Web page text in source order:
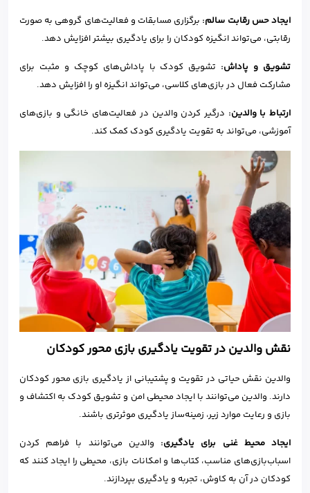
ایجاد حس رقابت سالم: برگزاری مسابقات و فعالیت‌های گروهی به صورت
رقابتی، می‌تواند انگیزه کودکان را برای یادگیری بیشتر افزایش دهد.
تشویق و پاداش: تشویق کودک با پاداش‌های کوچک و مثبت برای
مشارکت فعال در بازی‌های کلاسی، می‌تواند انگیزه او را افزایش دهد.
ارتباط با والدین: درگیر کردن والدین در فعالیت‌های خانگی و بازی‌های
آموزشی، می‌تواند به تقویت یادگیری کودک کمک کند.
نقش والدین در تقویت یادگیری بازی محور کودکان
والدین نقش حیاتی در تقویت و پشتیبانی از یادگیری بازی محور کودکان
دارند. والدین می‌توانند با ایجاد محیطی امن و تشویق کودک به اکتشاف و
بازی و رعایت موارد زیر، زمینه‌ساز یادگیری موثرتری باشند.
ایجاد محیط غنی برای یادگیری: والدین می‌توانند با فراهم کردن
اسباب‌بازی‌های مناسب، کتاب‌ها و امکانات بازی، محیطی را ایجاد کنند که
کودکان در آن به کاوش، تجربه و یادگیری بپردازند.